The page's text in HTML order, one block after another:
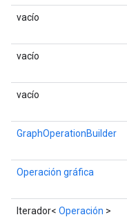
vacío
vacío
vacío
GraphOperationBuilder
Operación gráfica
Iterador< Operación >